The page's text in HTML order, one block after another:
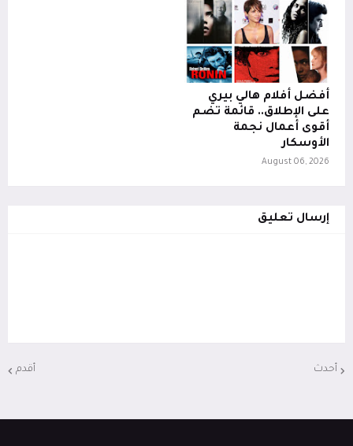
أفضل أفلام هالي بيري
على الإطلاق.. قائمة تضم
أقوى أعمال نجمة
الأوسكار
August 06, 2026
إرسال تعليق
أحدث أقدم